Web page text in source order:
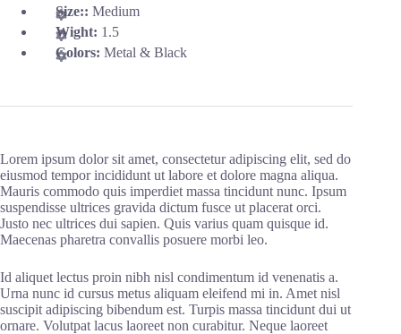
Size:: Medium
Wight: 1.5
Colors: Metal & Black
Lorem ipsum dolor sit amet, consectetur adipiscing elit, sed do
eiusmod tempor incididunt ut labore et dolore magna aliqua.
Mauris commodo quis imperdiet massa tincidunt nunc. Ipsum
suspendisse ultrices gravida dictum fusce ut placerat orci.
Justo nec ultrices dui sapien. Quis varius quam quisque id.
Maecenas pharetra convallis posuere morbi leo.
Id aliquet lectus proin nibh nisl condimentum id venenatis a.
Urna nunc id cursus metus aliquam eleifend mi in. Amet nisl
suscipit adipiscing bibendum est. Turpis massa tincidunt dui ut
ornare. Volutpat lacus laoreet non curabitur. Neque laoreet